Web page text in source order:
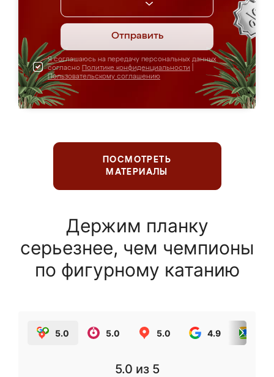
Отправить
Я соглашаюсь на передачу персональных данных
согласно Политике конфиденциальности
Пользовательскому соглашению
ПОСМОТРЕТЬ
МАТЕРИАЛЫ
Держим планку
серьезнее, чем чемпионы
по фигурному катанию
5.0 5.0 5.0 4.9
5.0 из 5